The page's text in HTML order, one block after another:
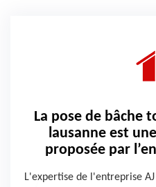
La pose de bâche
lausanne est
proposée par
L'expertise de l'entreprise